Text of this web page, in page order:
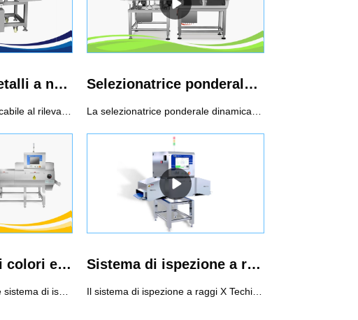
Rilevatore di metalli a nastro trasportatore
Il metal detector è applicabile al rilevamento online di prodotti imballati e non imballati e rileva le impurità di metalli ferrosi (Fe), le impurità di metalli non ferrosi (rame, alluminio) e l'acciaio inossidabile per impedire che entrino nel prodotto.Uso consigliato del metal detector a nastro trasportatore1. Funzione di selezione della frequenza, è possibile scegliere due frequenze per abbinare prodotti diversi2. Il sistema a doppio rilevamento assicura che Fe e Sus raggiungano la massima sensibilità3. La funzione di bilanciamento automatico garantisce un rilevamento stabile
Selezionatrice ponderale ad alta velocità
La selezionatrice ponderale dinamica è una macchina automatica per il controllo del peso di merci confezionate tramite il sensore e la tecnologia di elaborazione del segnale digitale. Un sistema di controllo peso ad alta velocità controllerà il peso dei prodotti durante il movimento ad alta velocità, scartando tutti i prodotti che sono al di sopra o al di sotto del peso impostato. È ampiamente utilizzato nelle industrie farmaceutiche, alimentari, dei prodotti per la cura della persona e delle industrie leggere per il controllo del peso in linea per garantire la qualità del prodotto.Uso consigliato di sistemi di controllo peso1. Verifica dei colli sotto/sovrapeso, rispetto del regolamento di preconfezionamento2. Verifica della presenza di componenti mancanti per garantire la completezza del prodotto3. Viene registrato il controllo di qualità, i dati sul peso di ciascun prodotto4. Classificazione prodotti a peso5. Realizzazione di un ciclo di feedback delle informazioni sul peso, ottimizzazione dei processi di riempimento e dosaggio
Selezionatore di colori e sistema di ispezione a raggi X Linea di produzione intelligente per semi di zucca
Selezionatore di colori e sistema di ispezione a raggi X Linea di produzione intelligente per semi di zucca, con l'obiettivo di ottenere una linea di produzione senza manodopera.Questa soluzione è una combinazione di selezionatore di colori e sistema di ispezione a raggi X, che può raggiungere una gamma più ampia di contaminanti.Contaminanti: differenze di colore, rotture, wormhole, vuoti, bastoncini di legno, sigarette, pietre, pezzi di vetro sottili, piccoli contaminanti metallici ecc.
Sistema di ispezione a raggi X Dual Energy per osso residuo per l'industria alimentare
Il sistema di ispezione a raggi X Techik Dual Energy per osso residuo rappresenta una soluzione all'avanguardia per l'industria alimentare, garantendo i più elevati standard di sicurezza alimentare e controllo qualità. Grazie alle sue tecnologie ad alta e bassa energia, può ottenere ispezioni per prodotti a bassa densità e ottenere migliori prestazioni di ispezione per prodotti sovrapposti e irregolari, cosa che non è possibile fare con le precedenti tecnologie di ispezione a raggi X.Può rilevare e rifiutare le ossa residue in pollo, maiale, agnello, manzo e così via.